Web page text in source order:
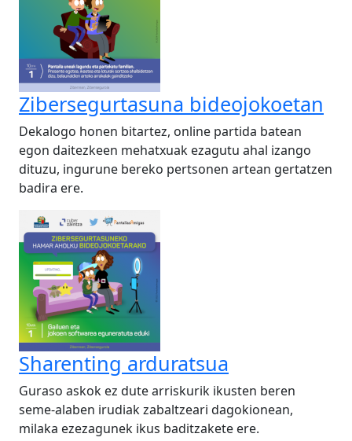
Zibersegurtasuna bideojokoetan
Dekalogo honen bitartez, online partida batean
egon daitezkeen mehatxuak ezagutu ahal izango
dituzu, ingurune bereko pertsonen artean gertatzen
badira ere.
Sharenting arduratsua
Guraso askok ez dute arriskurik ikusten beren
seme-alaben irudiak zabaltzeari dagokionean,
milaka ezezagunek ikus baditzakete ere.